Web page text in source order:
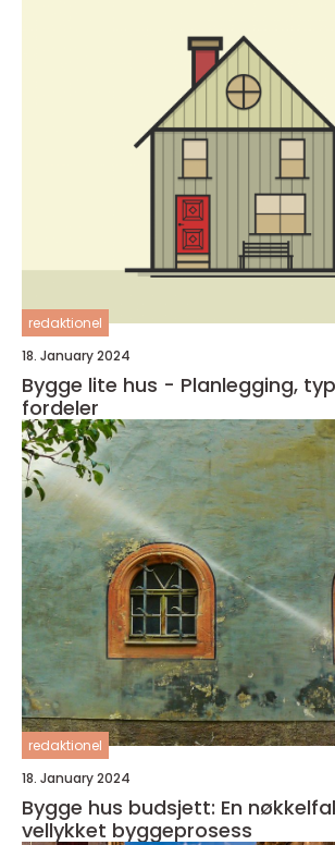
redaktionel
18. January 2024
Bygge lite hus - Planlegging,
fordeler
redaktionel
18. January 2024
Bygge hus budsjett: En
vellykket byggeprosess